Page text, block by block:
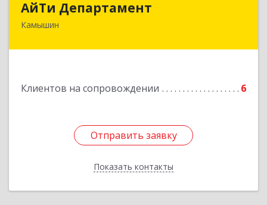
АйТи Департамент
Камышин
Клиентов на сопровождении 6
Отправить заявку
Показать контакты
Отправить заявку
Назад